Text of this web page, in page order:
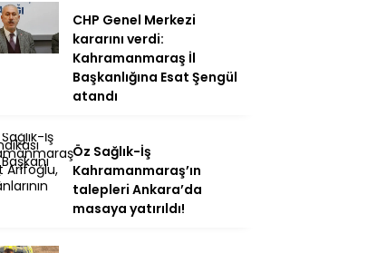
CHP Genel Merkezi
kararını verdi:
Kahramanmaraş İl
Başkanlığına Esat Şengül
atandı
Öz Sağlık-İş
Kahramanmaraş’ın
talepleri Ankara’da
masaya yatırıldı!